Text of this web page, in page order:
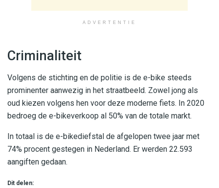
ADVERTENTIE
Criminaliteit
Volgens de stichting en de politie is de e-bike steeds
prominenter aanwezig in het straatbeeld. Zowel jong als
oud kiezen volgens hen voor deze moderne fiets. In 2020
bedroeg de e-bikeverkoop al 50% van de totale markt.
In totaal is de e-bikediefstal de afgelopen twee jaar met
74% procent gestegen in Nederland. Er werden 22.593
aangiften gedaan.
Dit delen: